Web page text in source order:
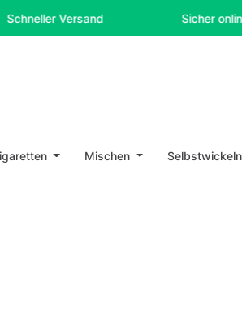
Versand Sicher online
Mischen Selbstwickeln